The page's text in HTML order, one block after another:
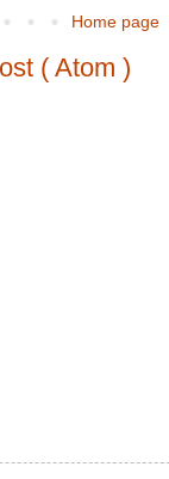
Home page
( Atom )